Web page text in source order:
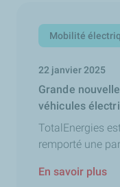
Mobilité
22 janvier 2025
Grande
véhicules
TotalEnergies
remporté une
En savoir plus